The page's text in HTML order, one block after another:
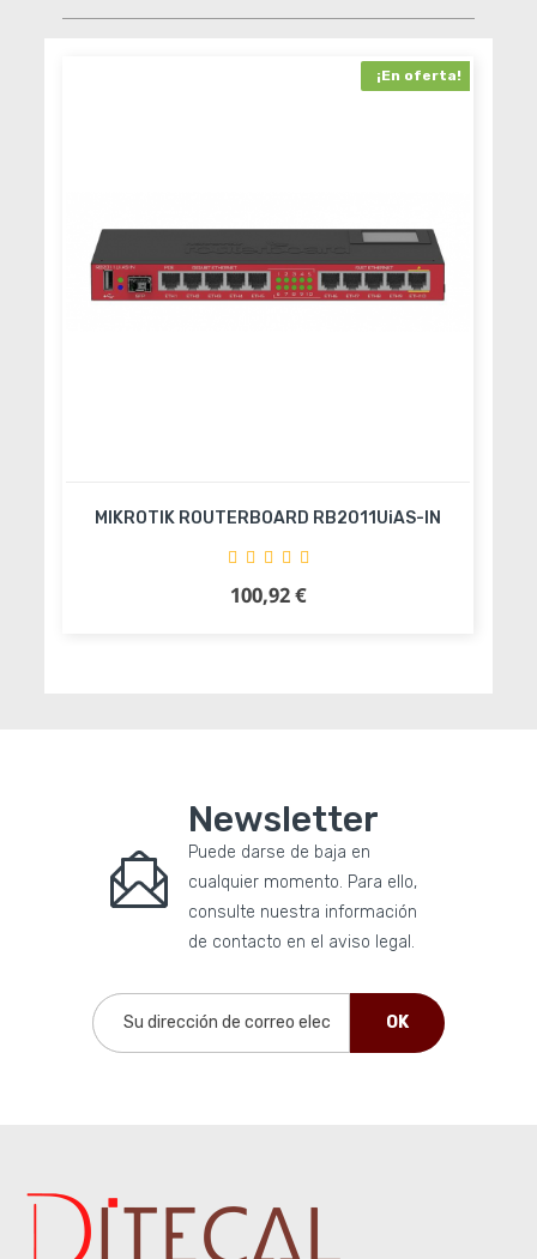
¡En oferta!
MIKROTIK ROUTERBOARD RB2011UiAS-IN
Precio
100,92 €
Añadir al carrito
Newsletter
Puede darse de baja en
cualquier momento. Para ello,
consulte nuestra información
de contacto en el aviso legal.